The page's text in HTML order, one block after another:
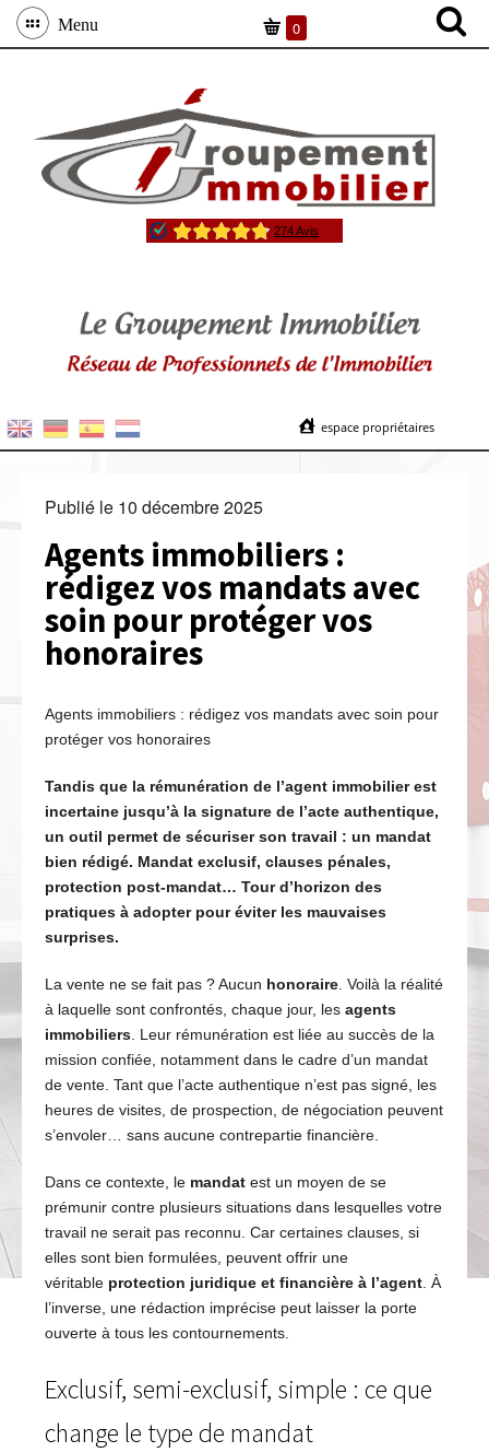
Menu 0
espace propriétaires
Publié le 10 décembre 2025
Agents immobiliers :
rédigez vos mandats avec
soin pour protéger vos
honoraires
Agents immobiliers : rédigez vos mandats avec soin pour
protéger vos honoraires
Tandis que la rémunération de l’agent immobilier est
incertaine jusqu’à la signature de l’acte authentique,
un outil permet de sécuriser son travail : un mandat
bien rédigé. Mandat exclusif, clauses pénales,
protection post-mandat… Tour d’horizon des
pratiques à adopter pour éviter les mauvaises
surprises.
La vente ne se fait pas ? Aucun honoraire. Voilà la réalité
à laquelle sont confrontés, chaque jour, les agents
immobiliers. Leur rémunération est liée au succès de la
mission confiée, notamment dans le cadre d’un mandat
de vente. Tant que l’acte authentique n’est pas signé, les
heures de visites, de prospection, de négociation peuvent
s’envoler… sans aucune contrepartie financière.
Dans ce contexte, le mandatest un moyen de se
prémunir contre plusieurs situations dans lesquelles votre
travail ne serait pas reconnu. Car certaines clauses, si
elles sont bien formulées, peuvent offrir une
véritable protection juridique et financière à l’agent. À
l’inverse, une rédaction imprécise peut laisser la porte
ouverte à tous les contournements.
Exclusif, semi-exclusif, simple : ce que
change le type de mandat